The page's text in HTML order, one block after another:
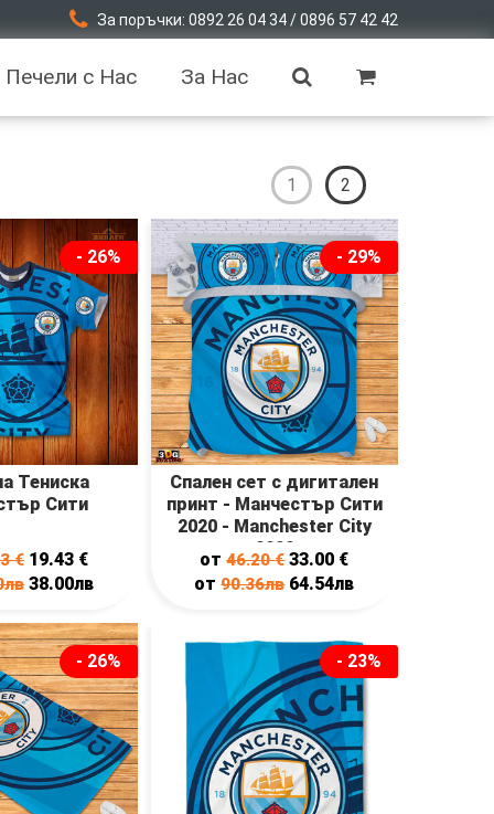
За поръчки: 0892 26 04 34 / 0896 57 42 42
Печели с Нас За Нас
1 2
- 26%
Тениска
Сити
€ 19.43 €
38.00лв
- 29%
Спален сет с дигитален
принт - Манчестър Сити
2020 - Manchester City
2020
от46.20€ 33.00 €
от90.36лв 64.54лв
- 26% - 23%